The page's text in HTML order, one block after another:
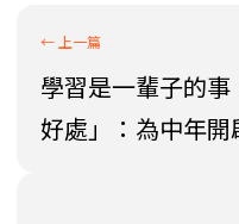
學習是一輩子的
好處」：為中年開